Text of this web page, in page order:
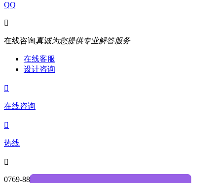
QQ

在线咨询真诚为您提供专业解答服务
在线客服
设计咨询

在线咨询

热线

0769-88004468